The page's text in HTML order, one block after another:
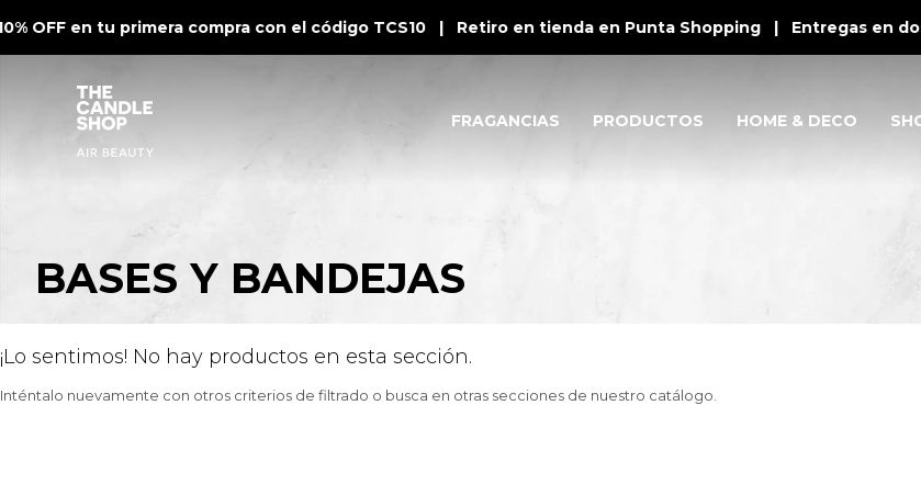
OFF en tu primera compra con el código TCS10 | Retiro en tienda en Punta Shopping | Entregas en
FRAGANCIAS PRODUCTOS HOME & DECO
BASES Y BANDEJAS
¡Lo sentimos! No hay productos en esta sección.
Inténtalo nuevamente con otros criterios de filtrado o busca en otras secciones de nuestro catálogo.